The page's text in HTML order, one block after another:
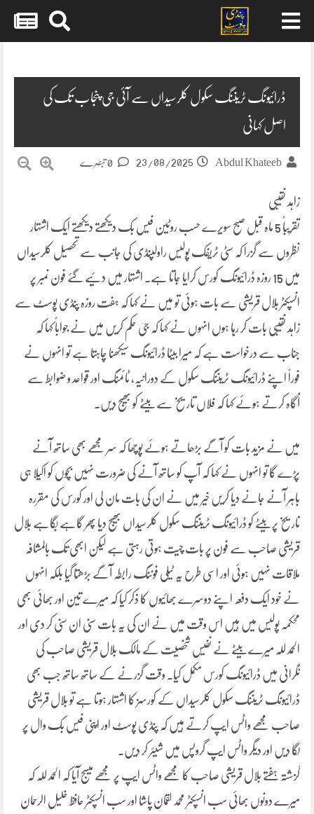
ڈرائیونگ ٹریننگ سکول کلرسیداں سے آئی جی پنجاب تک کی
اصل کہانی
Abdul Khateeb
23/08/2025
زاہد نقیبی
تقریباً 5 ماہ قبل صبح سویرے حسب روٹین فیس بک دیکھتے دیکھتے ایک اشتہار
نظروں سے گزرا کہ سٹی ٹریفک پولیس راولپنڈی کی جانب سے تحصیل کلرسیداں
میں 15 روزہ ڈرائیونگ کورس کرایا جاتا ہے۔ اشتہار میں دئیے گئے فون نمبر پر
انسپکٹر بلال قریشی سے بات ہوئی تو میں نے کہا کہ ہفت روزہ پنڈی پوسٹ سے
زاہد نقیبی بات کر رہا ہوں انہوں نے کہا کہ جی حکم کریں میں نے جواباً کہا کہ
جناب سے درخواست ہے کہ میرا بیٹا ڈرائیونگ سیکھنا چاہتا ہے تو انہوں نے
فوراً اپنے ڈرائیونگ ٹریننگ سکول کے دورانیہ، ٹائمنگ اور قواعد و ضوابط سے
آگاہ کرتے ہوئے کہا کہ فلاں تاریخ سے بیٹے کو بھیج دیں۔
میں نے مزید بات کو آگے بڑھاتے ہوئے پوچھا کہ سر مجھے بھی ساتھ آنے
پڑے گا تو انہوں نے کہا کہ آپ کو ساتھ آنے کی ضرورت نہیں بچوں کو اکیلا ہی
باہر آنے جانے دیا کریں خیر میں نے ان کی بات مان لی اور کورس کی مقررہ
تاریخ پر بیٹے کو ڈرائیونگ ٹریننگ سکول کلرسیداں بھیج دیا پھر گاہے بگاہے بلال
قریشی صاحب سے فون پر بات چیت ہوتی رہتی ہے لیکن ابھی تک بالمشافہ
ملاقات نہیں ہوئی اور اسی طرح یہ ٹیلی فوننگ رابطہ آگے بڑھتا گیا بلکہ انہوں
نے خود ایک دفعہ اپنے دوسرے بھائیوں کا ذکر کیا کہ میرے تین اور بھائی بھی
محکمہ پولیس میں ہیں اس وقت میں نے ان کی یہ بات سنی ان سنی کر دی اور
الحمد للہ میرے بیٹے نے نفیس شخصیت کے مالک بلال قریشی صاحب کی
نگرانی میں ڈرائیونگ کورس مکمل کیا۔ وقت گزرنے کے ساتھ ساتھ جب بھی
ڈرائیونگ ٹریننگ سکول کلرسیداں کے کورسز کا اشتہار ہوتا ہے تو بلال قریشی
صاحب مجھے واٹس ایپ کرتے ہیں کہ پنڈی پوسٹ اور اپنی فیس بک وال پر
لگا دیں اور دیگر واٹس ایپ گروپس میں شیئر کر دیں۔
گزشتہ ہفتے بلال قریشی صاحب کا مجھے واٹس ایپ پر مجھے میسج آیا کہ الحمد للہ کہ
میرے دونوں بھائی سب انسپکٹر محمد لقمان پاشا اور سب انسپکٹر حافظ خلیل الرحمان